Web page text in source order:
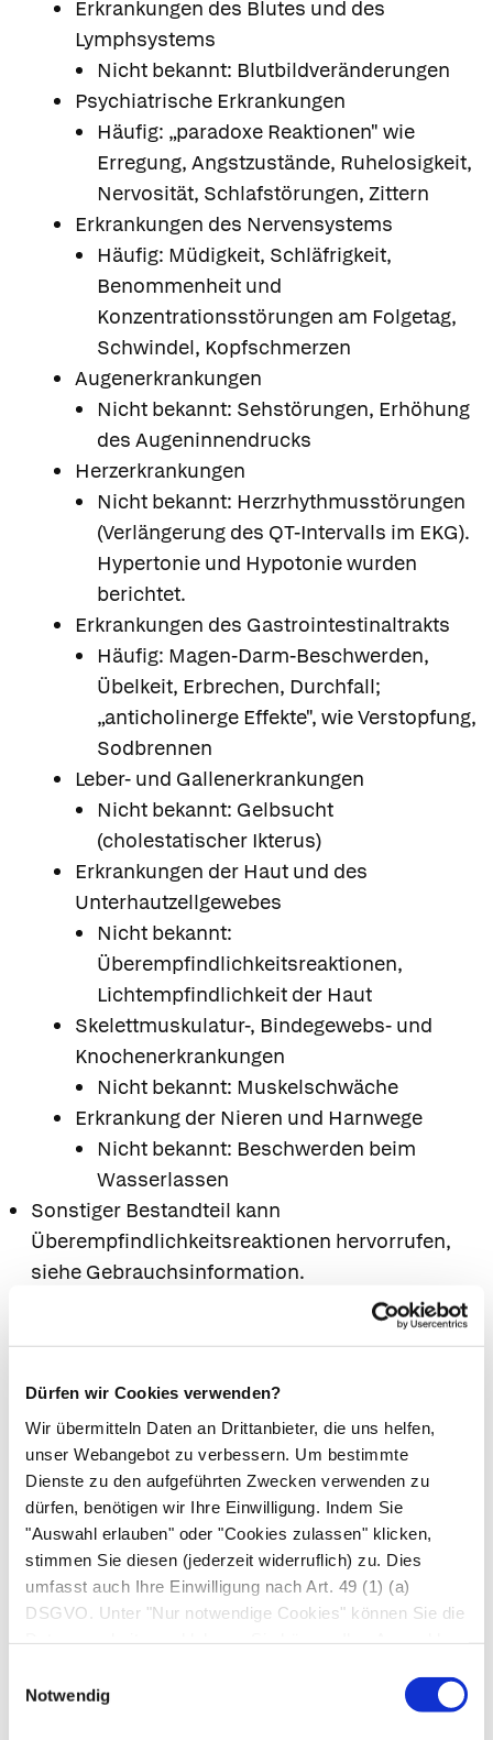
Dürfen wir Cookies verwenden?
Wir übermitteln Daten an Drittanbieter, die uns helfen,
unser Webangebot zu verbessern. Um bestimmte
Dienste zu den aufgeführten Zwecken verwenden zu
dürfen, benötigen wir Ihre Einwilligung. Indem Sie
"Auswahl erlauben" oder "Cookies zulassen" klicken,
stimmen Sie diesen (jederzeit widerruflich) zu. Dies
umfasst auch Ihre Einwilligung nach Art. 49 (1) (a)
DSGVO. Unter "Nur notwendige Cookies" können Sie die
Notwendig
Erkrankungen des Blutes und des
Lymphsystems
Nicht bekannt: Blutbildveränderungen
Psychiatrische Erkrankungen
Häufig: „paradoxe Reaktionen" wie
Erregung, Angstzustände, Ruhelosigkeit,
Nervosität, Schlafstörungen, Zittern
Erkrankungen des Nervensystems
Häufig: Müdigkeit, Schläfrigkeit,
Benommenheit und
Konzentrationsstörungen am Folgetag,
Schwindel, Kopfschmerzen
Augenerkrankungen
Nicht bekannt: Sehstörungen, Erhöhung
des Augeninnendrucks
Herzerkrankungen
Nicht bekannt: Herzrhythmusstörungen
(Verlängerung des QT-Intervalls im EKG).
Hypertonie und Hypotonie wurden
berichtet.
Erkrankungen des Gastrointestinaltrakts
Häufig: Magen-Darm-Beschwerden,
Übelkeit, Erbrechen, Durchfall;
„anticholinerge Effekte", wie Verstopfung,
Sodbrennen
Leber- und Gallenerkrankungen
Nicht bekannt: Gelbsucht
(cholestatischer Ikterus)
Erkrankungen der Haut und des
Unterhautzellgewebes
Nicht bekannt:
Überempfindlichkeitsreaktionen,
Lichtempfindlichkeit der Haut
Skelettmuskulatur-, Bindegewebs- und
Knochenerkrankungen
Nicht bekannt: Muskelschwäche
Erkrankung der Nieren und Harnwege
Nicht bekannt: Beschwerden beim
Wasserlassen
Sonstiger Bestandteil kann
Überempfindlichkeitsreaktionen hervorrufen,
siehe Gebrauchsinformation.
Wenn Sie Nebenwirkungen bemerken, wenden
Sie sich an Ihren Arzt oder Apotheker. Dies gilt
sind.
7. Wechselwirkungen
Einnahme zusammen mit anderen Arzneimitteln
Informieren Sie Ihren Arzt oder Apotheker,
wenn Sie andere Arzneimittel
einnehmen/anwenden, kürzlich andere
Arzneimittel eingenommen/angewendet
haben oder beabsichtigen andere Arzneimittel
Das Arzneimittel darf nicht zusammen mit so